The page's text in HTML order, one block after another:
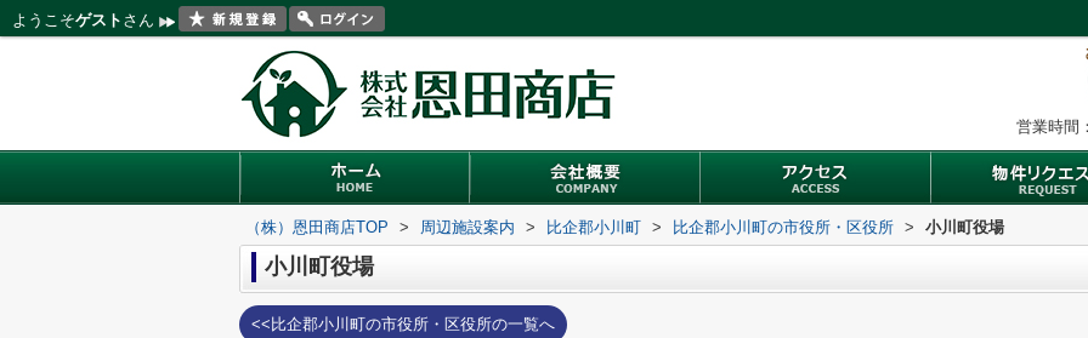
ようこそゲスト さん
営業時間
（株）恩田商店TOP > 周辺施設案内 > 比企郡小川町 > 比企郡小川町の市役所・区役所 > 小川町役場
小川町役場
<<比企郡小川町の市役所・区役所の一覧へ